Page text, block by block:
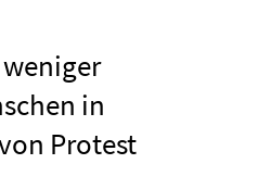
in
Protest